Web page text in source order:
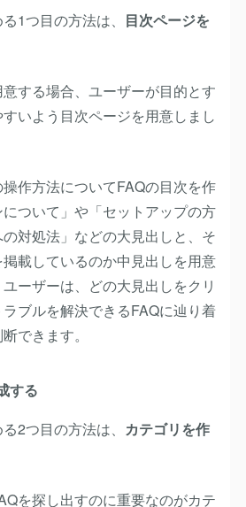
1つ目の方法は、 目次ページを
する場合、ユーザーが目的とす
いよう目次ページを用意しまし
作方法についてFAQの目次を作
ついて」や「セットアップの方
対処法」などの大見出しと、そ
載しているのか中見出しを用意
ーザーは、どの大見出しをクリ
ブルを解決できるFAQに辿り着
できます。
する
2つ目の方法は、 カテゴリを作
を探し出すのに重要なのがカテ